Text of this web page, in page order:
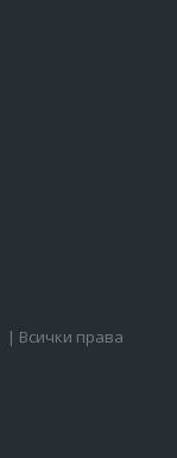
| Всички права